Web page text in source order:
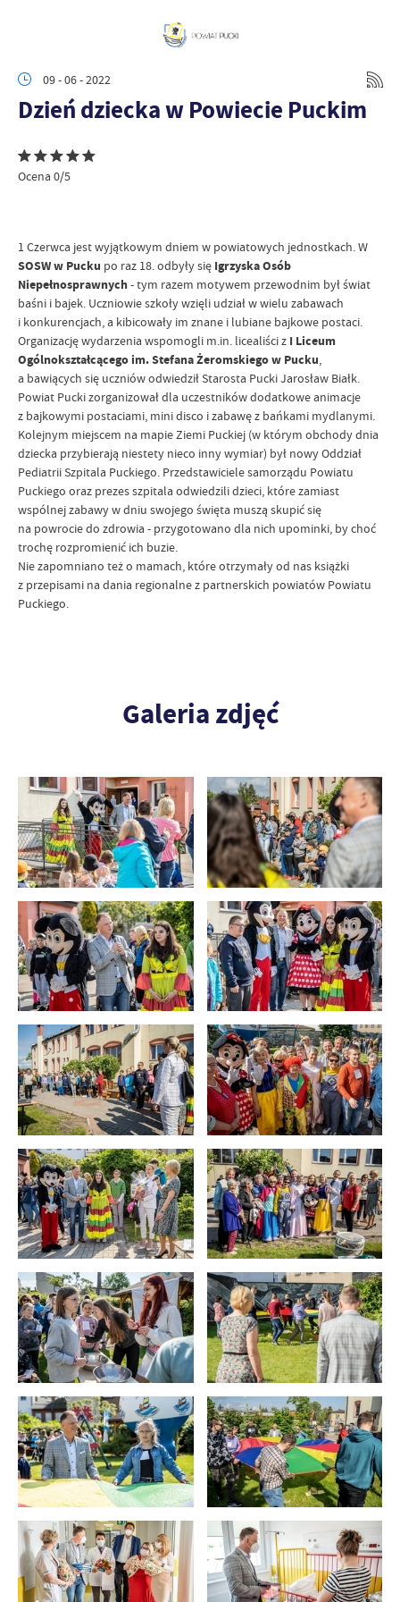
09 - 06 - 2022
Dzień dziecka w Powiecie Puckim
Ocena 0/5
1 Czerwca jest wyjątkowym dniem w powiatowych jednostkach. W
SOSW w Pucku po raz 18. odbyły się Igrzyska Osób
Niepełnosprawnych- tym razem motywem przewodnim był świat
baśni i bajek. Uczniowie szkoły wzięli udział w wielu zabawach
i konkurencjach, a kibicowały im znane i lubiane bajkowe postaci.
Organizację wydarzenia wspomogli m.in. licealiści z I Liceum
Ogólnokształcącego im. Stefana Żeromskiego w Pucku,
a bawiących się uczniów odwiedził Starosta PuckiJarosław Białk.
Powiat Pucki zorganizował dla uczestników dodatkowe animacje
z bajkowymi postaciami, mini disco i zabawę z bańkami mydlanymi.
Kolejnym miejscem na mapie Ziemi Puckiej (w którym obchody dnia
dziecka przybierają niestety nieco inny wymiar) był nowy Oddział
PediatriiSzpitala Puckiego. Przedstawiciele samorządu Powiatu
Puckiego oraz prezes szpitala odwiedzili dzieci, które zamiast
wspólnej zabawy w dniu swojego święta muszą skupić się
na powrocie do zdrowia - przygotowano dla nich upominki, by choć
trochę rozpromienić ich buzie.
Nie zapomniano też o mamach, które otrzymały od nas książki
z przepisami na dania regionalne z partnerskich powiatów Powiatu
Puckiego.
Galeria zdjęć